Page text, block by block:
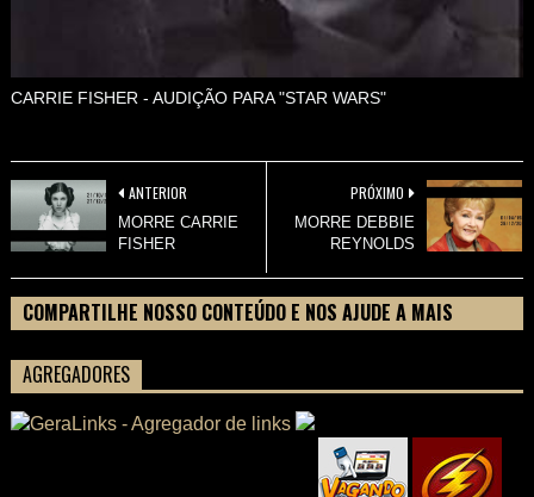
CARRIE FISHER - AUDIÇÃO PARA "STAR WARS"
PRÓXIMO
MORRE DEBBIE
REYNOLDS
ANTERIOR
MORRE CARRIE
FISHER
COMPARTILHE NOSSO CONTEÚDO E NOS AJUDE A MAIS
AGREGADORES